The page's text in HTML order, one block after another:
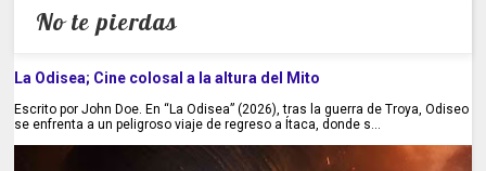
No te pierdas
La Odisea; Cine colosal a la altura del Mito
Escrito por John Doe. En “La Odisea” (2026), tras la guerra de Troya, Odiseo
se enfrenta a un peligroso viaje de regreso a Ítaca, donde s...